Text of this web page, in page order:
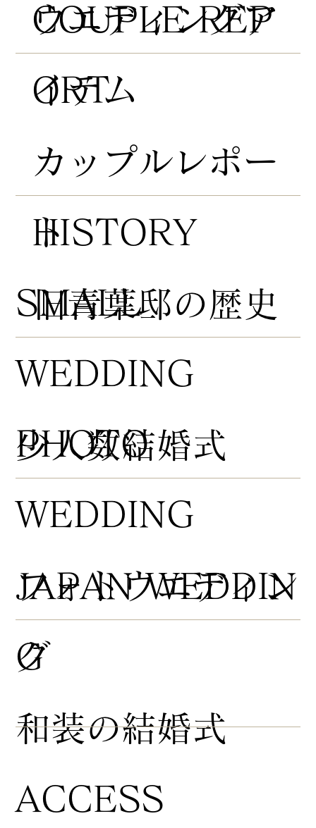
HISTORY
COUPLE REP
ORT
​旧青葉邸の歴史
​カップルレポー
ト
​ウエディングア
イテム
​少人数結婚式
​SMALL
WEDDING
​フォトウエディン
グ
PHOTO
WEDDING
​和装の結婚式
JAPAN WEDDIN
G
ACCESS